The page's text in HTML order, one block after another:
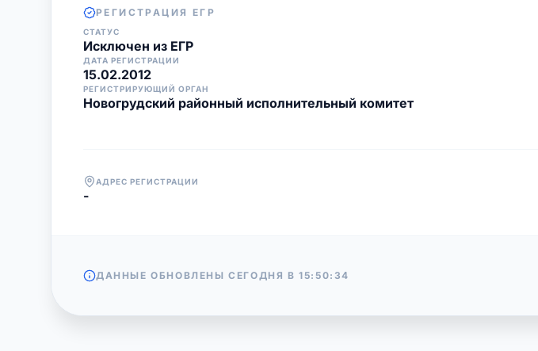
РЕГИСТРАЦИЯ ЕГР
СТАТУС
Исключен из ЕГР
ДАТА РЕГИСТРАЦИИ
15.02.2012
РЕГИСТРИРУЮЩИЙ ОРГАН
Новогрудский районный исполнительный комитет
АДРЕС РЕГИСТРАЦИИ
-
ДАННЫЕ ОБНОВЛЕНЫ СЕГОДНЯ В15:50:34